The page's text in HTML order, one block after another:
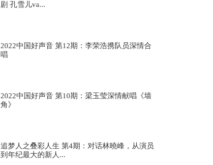
剧 孔雪儿va...
2022中国好声音 第12期：李荣浩携队员深情合
唱
2022中国好声音 第10期：梁玉莹深情献唱《墙
角》
追梦人之叠彩人生 第4期：对话林曉峰，从演员
到年纪最大的新人...